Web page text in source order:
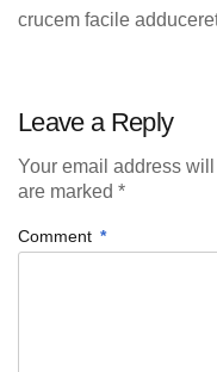
crucem facile
Leave a Reply
Your email address
are marked *
Comment *